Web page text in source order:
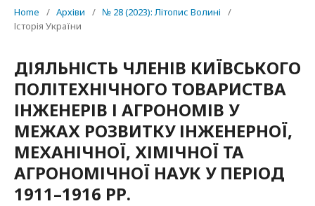
Home / Архіви / № 28 (2023): Літопис Волині
/
Історія України
ДІЯЛЬНІСТЬ ЧЛЕНІВ КИЇВСЬКОГО
ПОЛІТЕХНІЧНОГО ТОВАРИСТВА
ІНЖЕНЕРІВ І АГРОНОМІВ У
МЕЖАХ РОЗВИТКУ ІНЖЕНЕРНОЇ,
МЕХАНІЧНОЇ, ХІМІЧНОЇ ТА
АГРОНОМІЧНОЇ НАУК У ПЕРІОД
1911–1916 РР.